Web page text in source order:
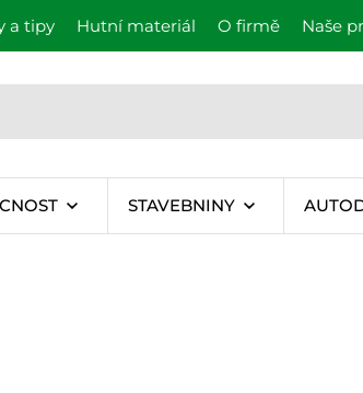
a tipy Hutní materiál O firmě Naše
STAVEBNINY